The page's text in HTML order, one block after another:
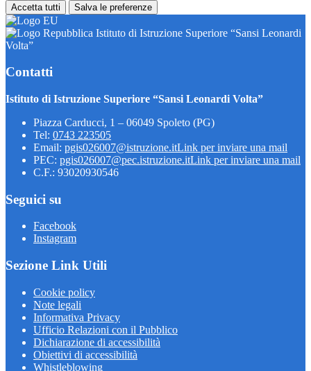
Accetta tutti Salva le preferenze
Istituto di Istruzione Superiore “Sansi Leonardi
Volta”
Contatti
Istituto di Istruzione Superiore “Sansi Leonardi Volta”
Piazza Carducci, 1 – 06049 Spoleto (PG)
Tel: 0743 223505
Email: pgis026007@istruzione.itLink per inviare una mail
PEC: pgis026007@pec.istruzione.itLink per inviare una mail
C.F.: 93020930546
Seguici su
Facebook
Instagram
Sezione Link Utili
Cookie policy
Note legali
Informativa Privacy
Ufficio Relazioni con il Pubblico
Dichiarazione di accessibilità
Obiettivi di accessibilità
Whistleblowing